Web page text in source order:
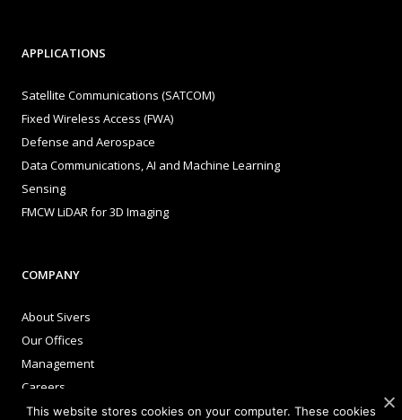
APPLICATIONS
Satellite Communications (SATCOM)
Fixed Wireless Access (FWA)
Defense and Aerospace
Data Communications, AI and Machine Learning
Sensing
FMCW LiDAR for 3D Imaging
COMPANY
About Sivers
Our Offices
Management
Careers
Sivers Newsroom
This website stores cookies on your computer. These cookies